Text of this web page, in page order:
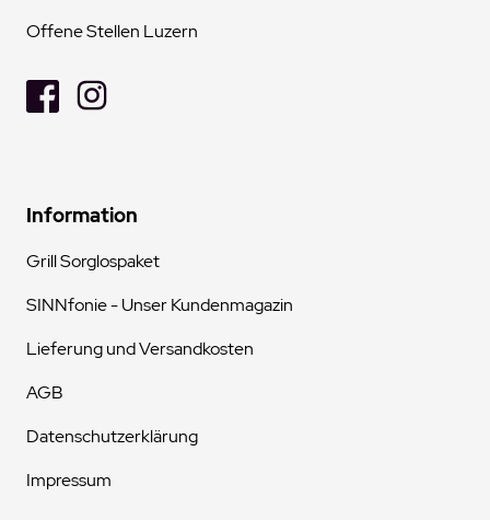
Offene Stellen Luzern
Information
Grill Sorglospaket
SINNfonie - Unser Kundenmagazin
Lieferung und Versandkosten
AGB
Datenschutzerklärung
Impressum